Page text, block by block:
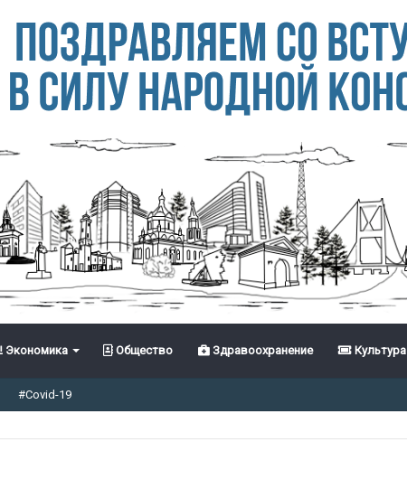
Экономика Общество Здравоохранение Культура
#Covid-19